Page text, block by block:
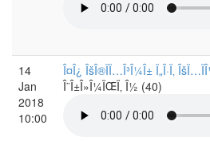
14
Jan
2018
10:00
Î¤Î¿ ÎšÎ®ÏÏ…Î³Î¼Î± Ï„Î·Ï‚
Î¨Î±Î»Î¼ÏŒÏ‚ Î½ (40)